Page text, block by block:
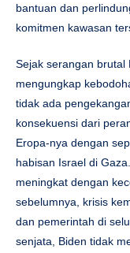
bantuan dan
komitmen kawasan
Sejak serangan brutal
mengungkap
tidak ada
konsekuensi dari
Eropa-nya dengan
habisan Israel di
meningkat dengan
sebelumnya, krisis
dan pemerintah di
senjata, Biden tidak